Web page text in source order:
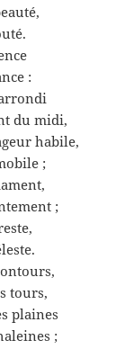
:
du midi,
habile,
;
;
tours,
plaines
;